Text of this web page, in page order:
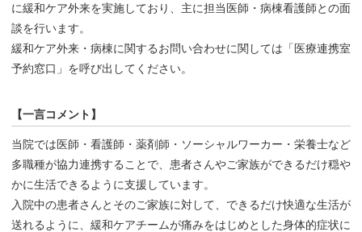
に緩和ケア外来を実施しており、主に担当医師・病棟看護師との面
談を行います。
緩和ケア外来・病棟に関するお問い合わせに関しては「医療連携室
予約窓口」を呼び出してください。
【一言コメント】
当院では医師・看護師・薬剤師・ソーシャルワーカー・栄養士など
多職種が協力連携することで、患者さんやご家族ができるだけ穏や
かに生活できるように支援しています。
入院中の患者さんとそのご家族に対して、できるだけ快適な生活が
送れるように、緩和ケアチームが痛みをはじめとした身体的症状に